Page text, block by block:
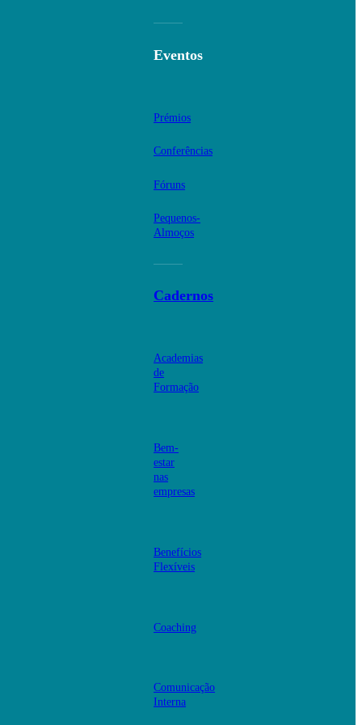
Eventos
Prémios
Conferências
Fóruns
Pequenos-
Almoços
Cadernos
Academias
de
Formação
Bem-
estar
nas
empresas
Benefícios
Flexíveis
Coaching
Comunicação
Interna